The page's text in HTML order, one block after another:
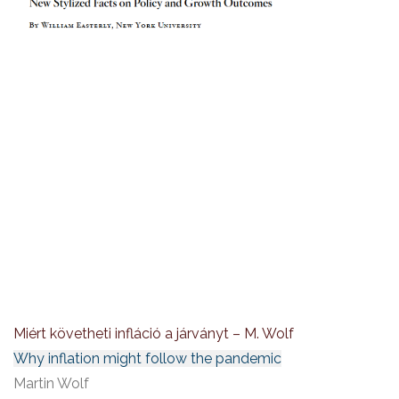
Miért követheti infláció a járványt – M. Wolf
Why inflation might follow the pandemic
Martin Wolf